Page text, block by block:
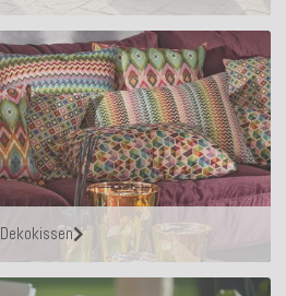
Dekokissen